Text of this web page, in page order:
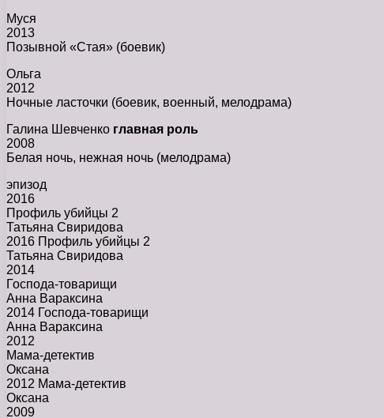
Муся
2013
Позывной «Стая» (боевик)
Ольга
2012
Ночные ласточки (боевик, военный, мелодрама)
Галина Шевченко главная роль
2008
Белая ночь, нежная ночь (мелодрама)
эпизод
2016
Профиль убийцы 2
Татьяна Свиридова
2016 Профиль убийцы 2
Татьяна Свиридова
2014
Господа-товарищи
Анна Вараксина
2014 Господа-товарищи
Анна Вараксина
2012
Мама-детектив
Оксана
2012 Мама-детектив
Оксана
2009